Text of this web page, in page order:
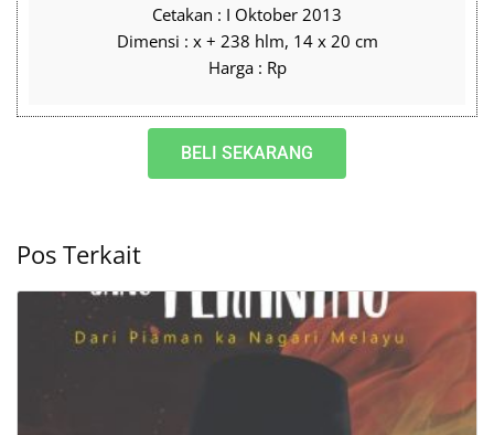
Cetakan : I Oktober 2013
Dimensi : x + 238 hlm, 14 x 20 cm
Harga : Rp
BELI SEKARANG
Pos Terkait